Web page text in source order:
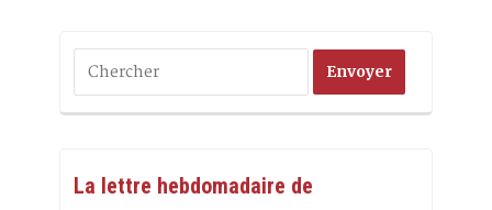
La lettre hebdomadaire de